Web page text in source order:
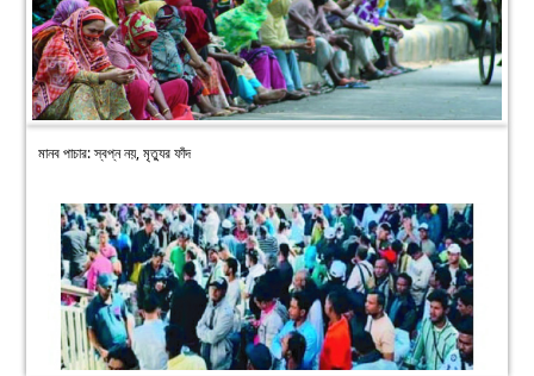
মানব পাচার: স্বপ্ন নয়, মৃত্যুর ফাঁদ